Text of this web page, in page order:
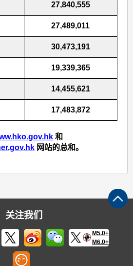
27,840,555
27,489,011
30,473,191
19,339,365
14,455,621
17,483,872
和
网站的总和。
关注我们
M5.0+
M6.0+